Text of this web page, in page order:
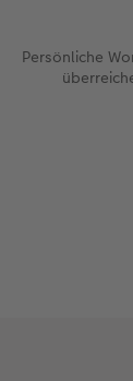
Persönliche